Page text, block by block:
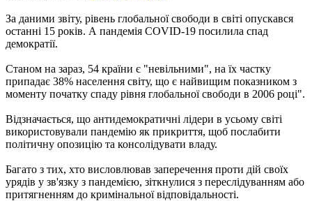
За даними звіту, рівень глобальної свободи в світі опускався
останні 15 років. А пандемія COVID-19 посилила спад
демократії.
Станом на зараз, 54 країни є "невільними", на їх частку
припадає 38% населення світу, що є найвищим показником з
моменту початку спаду рівня глобальної свободи в 2006 році".
Відзначається, що антидемократичні лідери в усьому світі
використовували пандемію як прикриття, щоб послабити
політичну опозицію та консолідувати владу.
Багато з тих, хто висловлював заперечення проти дій своїх
урядів у зв'язку з пандемією, зіткнулися з переслідуванням або
притягненням до кримінальної відповідальності.